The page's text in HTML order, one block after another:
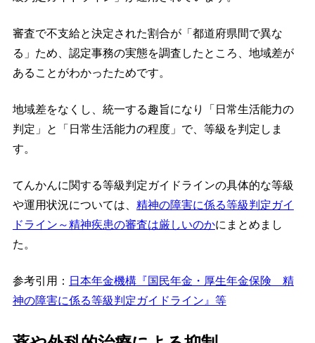
審査で不支給と決定された割合が「都道府県間で異な
る」ため、認定事務の実態を調査したところ、地域差が
あることがわかったためです。
地域差をなくし、統一する趣旨になり「日常生活能力の
判定」と「日常生活能力の程度」で、等級を判定しま
す。
てんかんに関する等級判定ガイドラインの具体的な等級
や運用状況については、 精神の障害に係る等級判定ガイ
ドライン～精神疾患の審査は厳しいのかにまとめまし
た。
参考引用： 日本年金機構『国民年金・厚生年金保険 精
神の障害に係る等級判定ガイドライン』等